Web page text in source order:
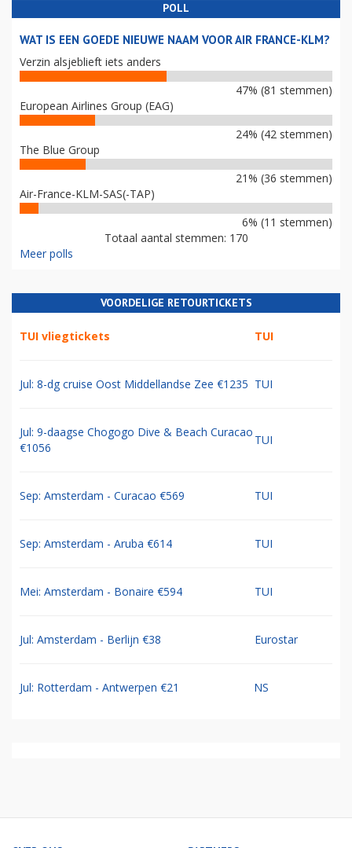
POLL
WAT IS EEN GOEDE NIEUWE NAAM VOOR AIR FRANCE-KLM?
Verzin alsjeblieft iets anders
47% (81 stemmen)
European Airlines Group (EAG)
24% (42 stemmen)
The Blue Group
21% (36 stemmen)
Air-France-KLM-SAS(-TAP)
6% (11 stemmen)
Totaal aantal stemmen: 170
Meer polls
VOORDELIGE RETOURTICKETS
TUI vliegtickets TUI
Jul: 8-dg cruise Oost Middellandse Zee €1235 TUI
Jul: 9-daagse Chogogo Dive & Beach Curacao
€1056
TUI
Sep: Amsterdam - Curacao €569 TUI
Sep: Amsterdam - Aruba €614 TUI
Mei: Amsterdam - Bonaire €594 TUI
Jul: Amsterdam - Berlijn €38 Eurostar
Jul: Rotterdam - Antwerpen €21 NS